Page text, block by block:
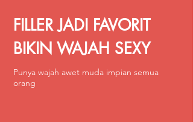
FILLER JADI FAVORIT
BIKIN WAJAH SEXY
Punya wajah awet muda impian semua
orang